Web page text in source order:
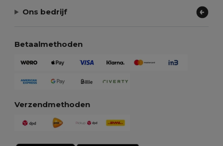
Ons bedrijf
Betaalmethoden
Verzendmethoden